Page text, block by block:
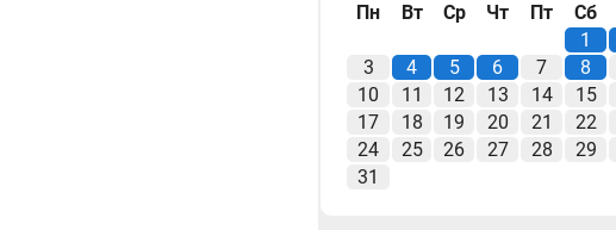
Пн Вт Ср Чт Пт
Сб
1
3
4 5 6 7
8
10
11 12 13 14
15
17
18 19 20 21
22
24
25 26 27 28
29
31